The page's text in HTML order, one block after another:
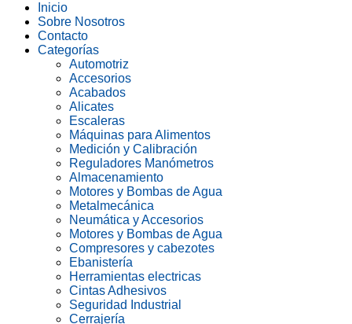
Inicio
Sobre Nosotros
Contacto
Categorías
Automotriz
Accesorios
Acabados
Alicates
Escaleras
Máquinas para Alimentos
Medición y Calibración
Reguladores Manómetros
Almacenamiento
Motores y Bombas de Agua
Metalmecánica
Neumática y Accesorios
Motores y Bombas de Agua
Compresores y cabezotes
Ebanistería
Herramientas electricas
Cintas Adhesivos
Seguridad Industrial
Cerrajería